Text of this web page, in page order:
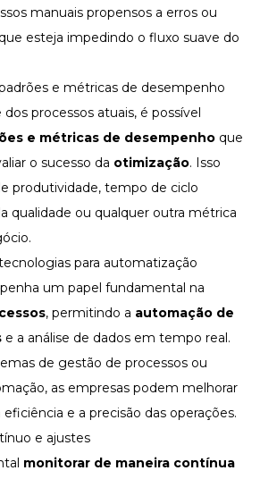
manuais propensos a erros ou
esteja impedindo o fluxo suave do
e métricas de desempenho
dos processos atuais, é possível
e métricas de desempenho que
o sucesso da otimização. Isso
produtividade, tempo de ciclo
qualidade ou qualquer outra métrica
para automatização
um papel fundamental na
, permitindo a automação de
e a análise de dados em tempo real.
de gestão de processos ou
as empresas podem melhorar
e a precisão das operações.
e ajustes
monitorar de maneira contínua